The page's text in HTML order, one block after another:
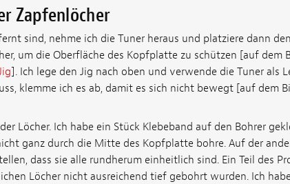
Zapfenlöcher
sind, nehme ich die Tuner heraus und platziere dann
um die Oberfläche des Kopfplatte zu schützen [auf dem
]. Ich lege den Jig nach oben und verwende die Tuner als
klemme ich es ab, damit es sich nicht bewegt [auf dem
Löcher. Ich habe ein Stück Klebeband auf den Bohrer
ganz durch die Mitte des Kopfplatte bohre. Auf der
dass sie alle rundherum einheitlich sind. Ein Teil des
Löcher nicht ausreichend tief gebohrt wurden. Ich